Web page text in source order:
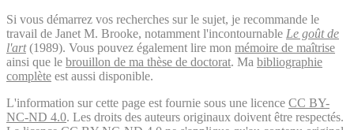
Si vous démarrez vos recherches sur le sujet, je recommande le
travail de Janet M. Brooke, notamment l'incontournable Le goût de
l'art(1989). Vous pouvez également lire mon mémoire de maîtrise
ainsi que le brouillon de ma thèse de doctorat. Ma bibliographie
complète est aussi disponible.
L'information sur cette page est fournie sous une licence CC BY-
NC-ND 4.0. Les droits des auteurs originaux doivent être respectés.